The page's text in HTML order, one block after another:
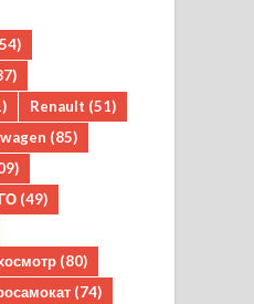
Renault (51)
(85)
(49)
(80)
(74)